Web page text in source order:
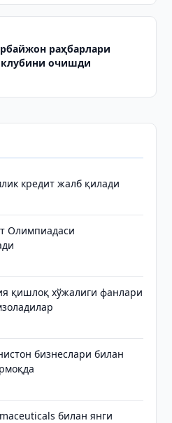
раҳбарлари
клубини очишди
кредит жалб қилади
Олимпиадаси
қишлоқ хўжалиги фанлари
бизнеслари билан
билан янги